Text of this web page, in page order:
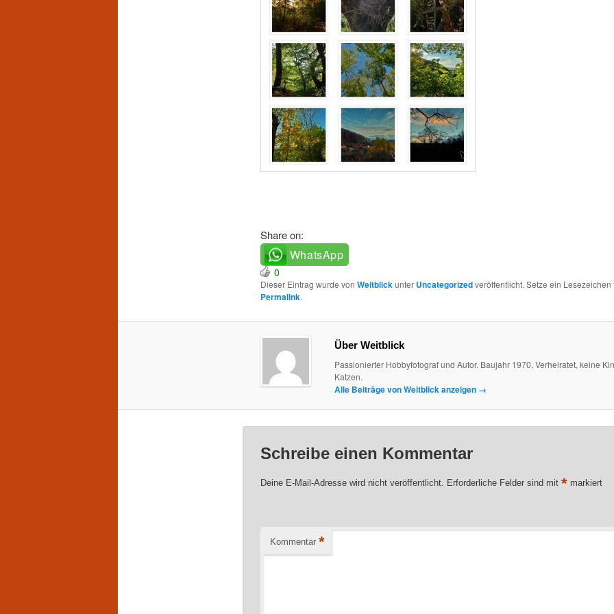
Share on:
WhatsApp
0
Dieser Eintrag wurde von Weitblickunter Uncategorizedveröffentlicht. Setze ein Lesezeichen
Permalink.
Über Weitblick
Passionierter Hobbyfotograf und Autor. Baujahr 1970, Verheiratet, keine
Katzen.
Alle Beiträge von Weitblick anzeigen →
Schreibe einen Kommentar
Deine E-Mail-Adresse wird nicht veröffentlicht. Erforderliche Felder sind mit *markiert
Kommentar *